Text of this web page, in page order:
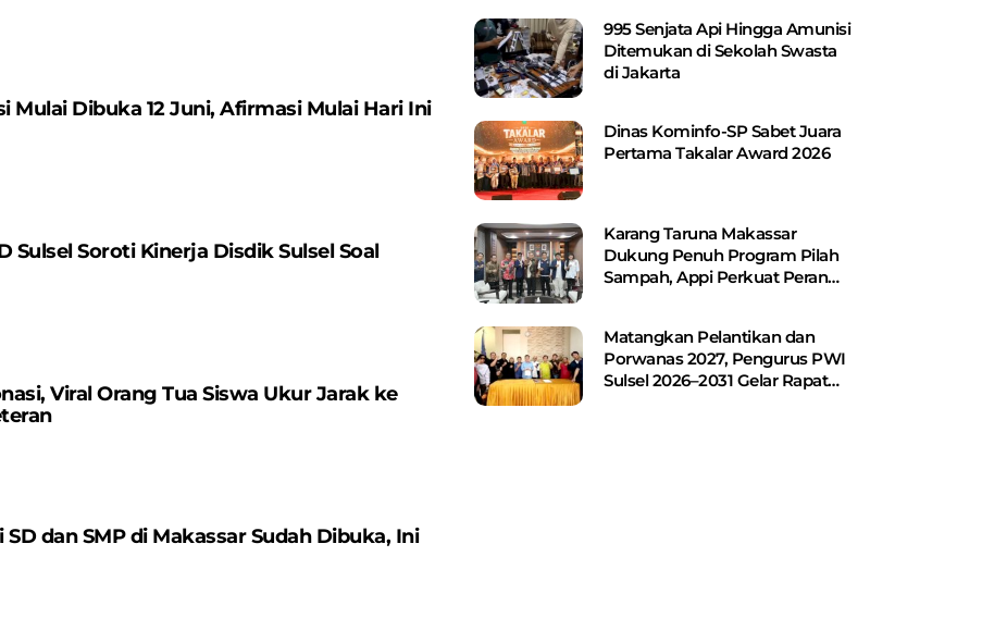
Mulai Dibuka 12 Juni, Afirmasi Mulai Hari Ini
Sulsel Soroti Kinerja Disdik Sulsel Soal
Viral Orang Tua Siswa Ukur Jarak ke
SD dan SMP di Makassar Sudah Dibuka, Ini
995 Senjata Api Hingga Amunisi
Ditemukan di Sekolah Swasta
di Jakarta
Dinas Kominfo-SP Sabet Juara
Pertama Takalar Award 2026
Karang Taruna Makassar
Dukung Penuh Program Pilah
Sampah, Appi Perkuat Peran
Matangkan Pelantikan dan
Porwanas 2027, Pengurus PWI
Sulsel 2026–2031 Gelar Rapat